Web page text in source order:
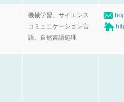
機械学習、サイエンス
コミュニケーション言
語、自然言語処理